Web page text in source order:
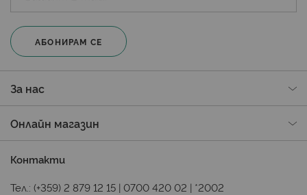
АБОНИРАМ СЕ
За нас
Онлайн магазин
Контакти
Тел.: (+359) 2 879 12 15 | 0700 420 02 | *2002